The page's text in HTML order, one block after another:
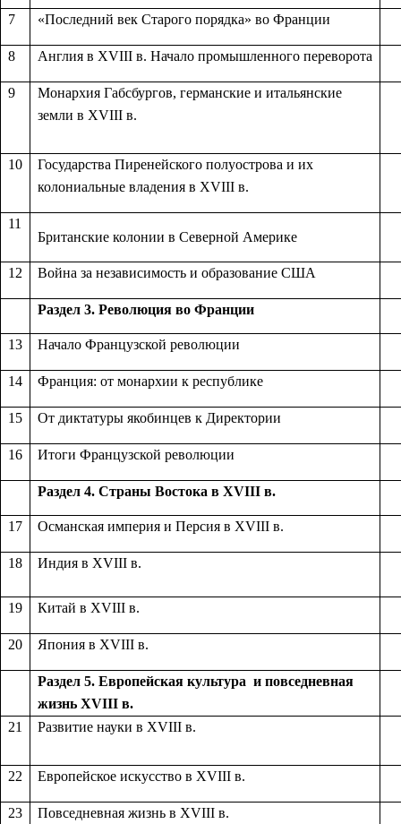
7 «Последний век Старого порядка» во Франции
8 Англия в XVIII в. Начало промышленного переворота
9
Монархия Габсбургов, германские и итальянские
земли в XVIII в.
10
Государства Пиренейского полуострова и их
колониальные владения в XVIII в.
11
Британские колонии в Северной Америке
12 Война за независимость и образование США
Раздел 3. Революция во Франции
13 Начало Французской революции
14 Франция: от монархии к республике
15 От диктатуры якобинцев к Директории
16 Итоги Французcкой революции
Раздел 4. Страны Востока в XVIII в.
17 Османская империя и Персия в XVIII в.
18 Индия в XVIII в.
19 Китай в XVIII в.
20 Япония в XVIII в.
Раздел 5. Европейская культура и повседневная
жизнь XVIII в.
21
Развитие науки в XVIII в.
22 Европейское искусство в XVIII в.
23 Повседневная жизнь в XVIII в.